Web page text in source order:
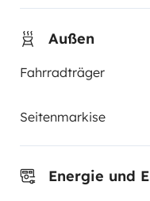
Außen
Fahrradträger
Seitenmarkise
Energie und
technischen Details
im Ausland